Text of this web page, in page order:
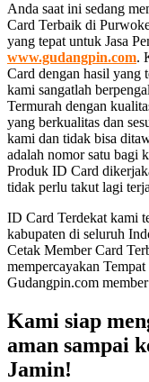
Anda saat ini sedang
Card Terbaik di
yang tepat untuk Jasa
www.gudangpin.com.
Card dengan hasil yang
kami sangatlah
Termurah dengan
yang berkualitas dan
kami dan tidak bisa
adalah nomor satu bagi
Produk ID Card
tidak perlu takut lagi
ID Card Terdekat kami
kabupaten di seluruh
Cetak Member Card
mempercayakan
Gudangpin.com
Kami siap
aman sampai
Jamin!